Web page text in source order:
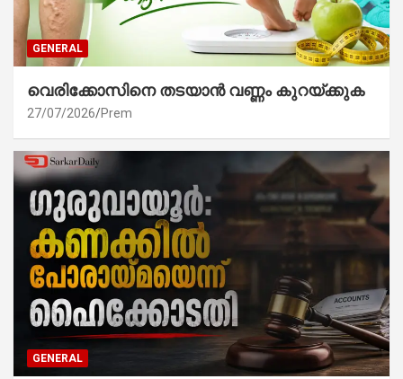
GENERAL
വെരിക്കോസിനെ തടയാൻ വണ്ണം കുറയ്ക്കുക
27/07/2026 Prem
GENERAL